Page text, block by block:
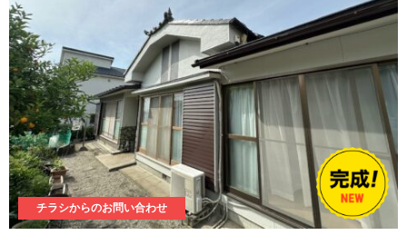
チラシからのお問い合わせ